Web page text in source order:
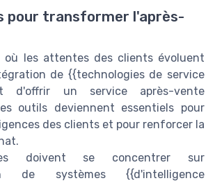
pour transformer l'après-
où les attentes des clients évoluent
de {{technologies de service
d'offrir un service après-vente
outils deviennent essentiels pour
des clients et pour renforcer la
doivent se concentrer sur
de systèmes {{d'intelligence